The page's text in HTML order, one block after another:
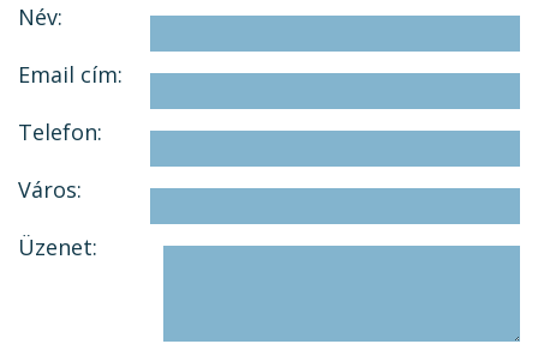
Név:
Email cím:
Telefon:
Város:
Üzenet: